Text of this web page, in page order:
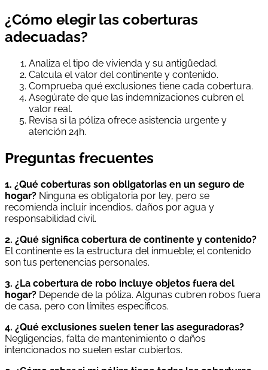
¿Cómo elegir las coberturas
adecuadas?
Analiza el tipo de vivienda y su antigüedad.
Calcula el valor del continente y contenido.
Comprueba qué exclusiones tiene cada cobertura.
Asegúrate de que las indemnizaciones cubren el
valor real.
Revisa si la póliza ofrece asistencia urgente y
atención 24h.
Preguntas frecuentes
1. ¿Qué coberturas son obligatorias en un seguro de
hogar? Ninguna es obligatoria por ley, pero se
recomienda incluir incendios, daños por agua y
responsabilidad civil.
2. ¿Qué significa cobertura de continente y contenido?
El continente es la estructura del inmueble; el contenido
son tus pertenencias personales.
3. ¿La cobertura de robo incluye objetos fuera del
hogar? Depende de la póliza. Algunas cubren robos fuera
de casa, pero con límites específicos.
4. ¿Qué exclusiones suelen tener las aseguradoras?
Negligencias, falta de mantenimiento o daños
intencionados no suelen estar cubiertos.